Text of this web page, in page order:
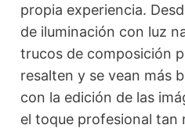
propia experiencia.
de iluminación con luz
trucos de composición
resalten y se vean más
con la edición de las
el toque profesional tan